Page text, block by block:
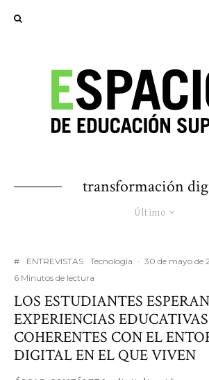
transformación
Último
# ENTREVISTAS Tecnología · 30 de mayo de
6 Minutos de lectura
LOS ESTUDIANTES ESPERAN
EXPERIENCIAS EDUCATIVAS
COHERENTES CON EL
DIGITAL EN EL QUE VIVEN